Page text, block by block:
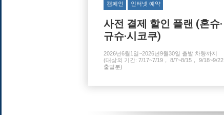
캠페인 인터넷 예약
사전 결제 할인 플랜 (혼슈·
규슈·시코쿠)
2026년6월1일~2026년9월30일 출발 차량까지
(대상외 기간: 7/17~7/19， 8/7~8/15， 9/18~9/22
출발분)